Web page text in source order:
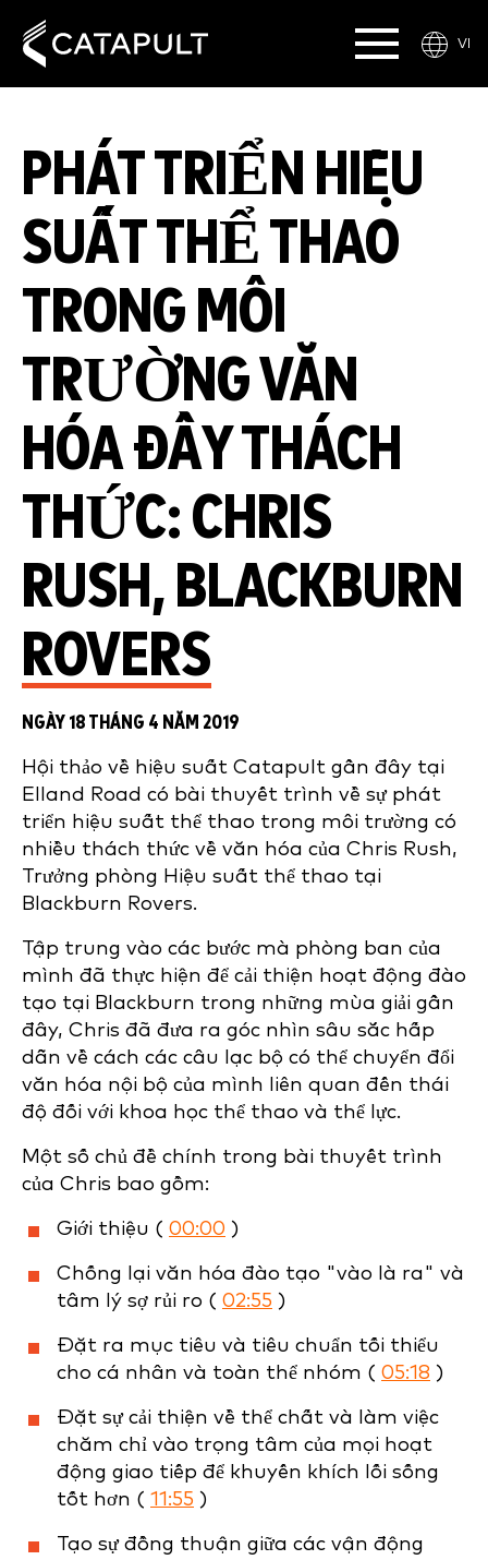
VI
PHÁT TRIỂN HIỆU
SUẤT THỂ THAO
TRONG MÔI
TRƯỜNG VĂN
HÓA ĐẦY THÁCH
THỨC: CHRIS
RUSH, BLACKBURN
ROVERS
NGÀY 18 THÁNG 4 NĂM 2019
Hội thảo về hiệu suất Catapult gần đây tại
Elland Road có bài thuyết trình về sự phát
triển hiệu suất thể thao trong môi trường có
nhiều thách thức về văn hóa của Chris Rush,
Trưởng phòng Hiệu suất thể thao tại
Blackburn Rovers.
Tập trung vào các bước mà phòng ban của
mình đã thực hiện để cải thiện hoạt động đào
tạo tại Blackburn trong những mùa giải gần
đây, Chris đã đưa ra góc nhìn sâu sắc hấp
dẫn về cách các câu lạc bộ có thể chuyển đổi
văn hóa nội bộ của mình liên quan đến thái
độ đối với khoa học thể thao và thể lực.
Một số chủ đề chính trong bài thuyết trình
của Chris bao gồm:
Giới thiệu ( 00:00 )
Chống lại văn hóa đào tạo "vào là ra" và
tâm lý sợ rủi ro ( 02:55 )
Đặt ra mục tiêu và tiêu chuẩn tối thiểu
cho cá nhân và toàn thể nhóm ( 05:18 )
Đặt sự cải thiện về thể chất và làm việc
chăm chỉ vào trọng tâm của mọi hoạt
động giao tiếp để khuyến khích lối sống
tốt hơn ( 11:55 )
Tạo sự đồng thuận giữa các vận động